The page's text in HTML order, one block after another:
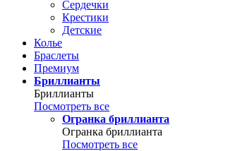
Сердечки
Крестики
Детские
Колье
Браслеты
Премиум
Бриллианты
Бриллианты
Посмотреть все
Огранка бриллианта
Огранка бриллианта
Посмотреть все